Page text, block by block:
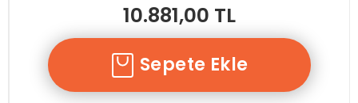
10.881,00 TL
Sepete Ekle